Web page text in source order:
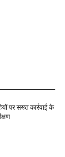
पर सख्त कार्रवाई के